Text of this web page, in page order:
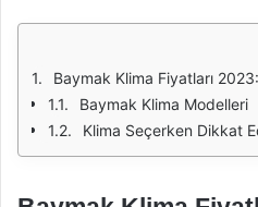
Baymak Klima Fiyatları
Baymak Klima Modelleri
Klima Seçerken Dikkat